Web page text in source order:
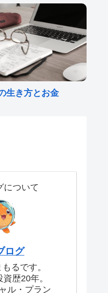
生き方とお金
について
ログ
るです。
歴20年。
ル・プラン